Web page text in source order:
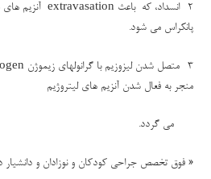
2- انسداد، که باعث extravasation آنزیم
پانکراس می شود.
3- متصل شدن لیزوزیم با گرانولهای زیموژن
منجر به فعال شدن آنزیم های لیتروژیم
می گردد.
« فوق تخصص جراحی کودکان و نوزادان و دانشیار